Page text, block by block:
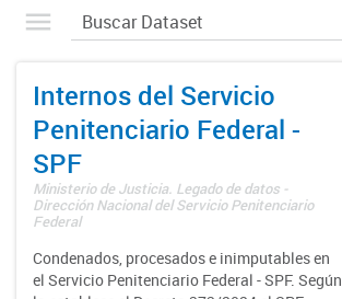
Internos del Servicio
Penitenciario Federal -
SPF
Ministerio de Justicia. Legado de datos -
Dirección Nacional del Servicio Penitenciario
Federal
Condenados, procesados e inimputables en
el Servicio Penitenciario Federal - SPF. Según